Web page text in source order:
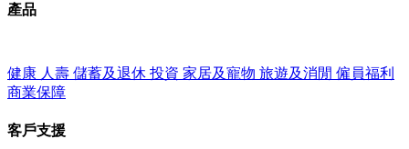
產品
健康 人壽 儲蓄及退休 投資 家居及寵物 旅遊及消閒 僱員福利
商業保障
客戶支援